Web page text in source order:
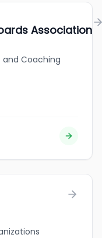
Association
and Coaching